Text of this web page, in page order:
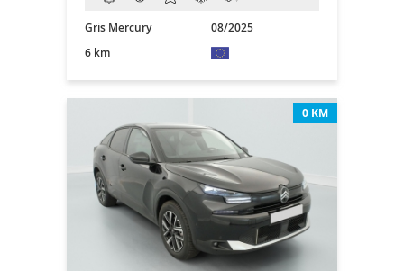
Gris Mercury
08/2025
6 km
0 KM